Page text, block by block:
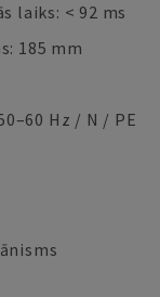
laiks: < 92 ms
185 mm
Hz / N / PE